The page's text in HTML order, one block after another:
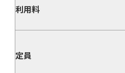
利用料
定員